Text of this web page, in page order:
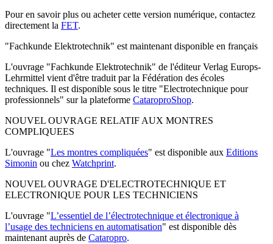
Pour en savoir plus ou acheter cette version numérique, contactez
directement la FET.
"Fachkunde Elektrotechnik" est maintenant disponible en français
L'ouvrage "Fachkunde Elektrotechnik" de l'éditeur Verlag Europs-
Lehrmittel vient d'être traduit par la Fédération des écoles
techniques. Il est disponible sous le titre "Electrotechnique pour
professionnels" sur la plateforme CataroproShop.
NOUVEL OUVRAGE RELATIF AUX MONTRES
COMPLIQUEES
L'ouvrage "Les montres compliquées" est disponible aux Editions
Simonin ou chez Watchprint.
NOUVEL OUVRAGE D'ELECTROTECHNIQUE ET
ELECTRONIQUE POUR LES TECHNICIENS
L'ouvrage "L’essentiel de l’électrotechnique et électronique à
l’usage des techniciens en automatisation" est disponible dès
maintenant auprès de Cataropro.